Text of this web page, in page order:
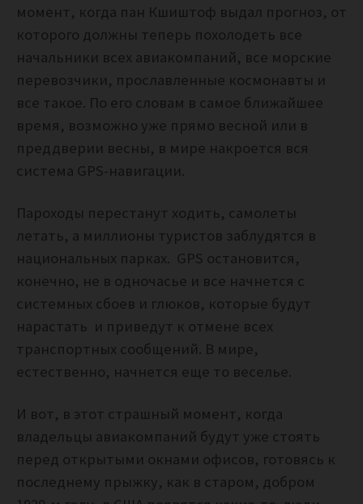
момент, когда пан Кшиштоф выдал прогноз, от
которого должны теперь похолодеть все
начальники всех авиакомпаний, все морские
перевозчики, прославленные космонавты и
все такое. По его словам в самое ближайшее
время, возможно уже прямо весной или в
преддверии весны, в мире накроется вся
система GPS-навигации.
Пароходы перестанут ходить, самолеты
летать, а миллионы туристов заблудятся в
национальных парках. GPS остановится,
конечно, не в одночасье и все начнется с
системных сбоев и глюков, которые будут
нарастать и приведут к отмене всех
транспортных сообщений. В мире,
естественно, начнется еще то веселье.
И вот, в этот страшный момент, когда
владельцы авиакомпаний будут уже стоять
перед открытыми окнами офисов, готовясь к
последнему прыжку, как в старом, добром